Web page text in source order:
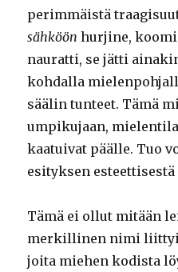
perimmäistä
sähköön hurjine,
nauratti, se jätti
kohdalla
säälin tunteet. Tämä
umpikujaan,
kaatuivat päälle. Tuo
esityksen
Tämä ei ollut mitään
merkillinen nimi
joita miehen kodista